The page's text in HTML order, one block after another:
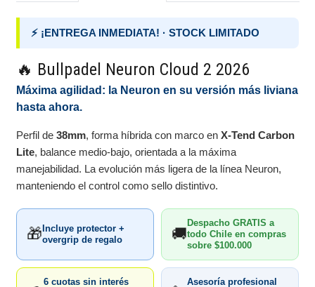
⚡ ¡ENTREGA INMEDIATA! · STOCK LIMITADO
🔥 Bullpadel Neuron Cloud 2 2026
Máxima agilidad: la Neuron en su versión más liviana
hasta ahora.
Perfil de38mm, forma híbrida con marco enX-Tend Carbon
Lite, balance medio-bajo, orientada a la máxima
manejabilidad. La evolución más ligera de la línea Neuron,
manteniendo el control como sello distintivo.
🎁 Incluye protector +
overgrip de regalo
🚚
Despacho GRATIS a
todo Chile en compras
sobre $100.000
6 cuotas sin interés
Asesoría profesional